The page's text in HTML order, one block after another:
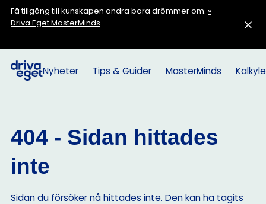
Få tillgång till kunskapen andra bara drömmer om. »
Driva Eget MasterMinds
Nyheter Tips & Guider MasterMinds
404 - Sidan hittades
inte
Sidan du försöker nå hittades inte. Den kan ha tagits